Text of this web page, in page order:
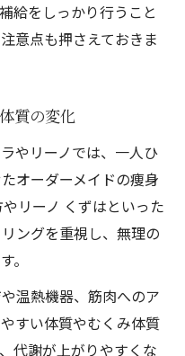
給をしっかり行うこと
意点も押さえておきま
質の変化
やリーノでは、一人ひ
オーダーメイドの痩身
リーノ くずはといった
ングを重視し、無理の
。
温熱機器、筋肉へのア
すい体質やむくみ体質
代謝が上がりやすくな